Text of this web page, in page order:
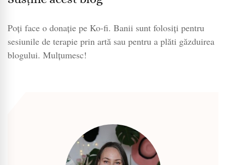
Poți face o donație pe Ko-fi. Banii sunt folosiți pentru
sesiunile de terapie prin artă sau pentru a plăti găzduirea
blogului. Mulțumesc!